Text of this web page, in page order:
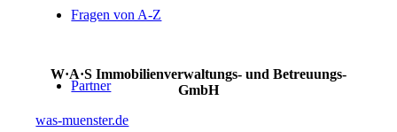
Fragen von A-Z
Partner
W·A·S Immobilienverwaltungs- und Betreuungs-
GmbH
was-muenster.de